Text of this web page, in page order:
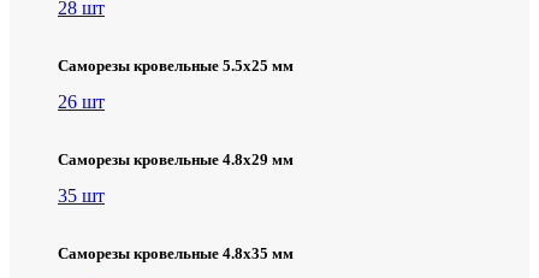
28 шт
Саморезы кровельные 5.5х25 мм
26 шт
Саморезы кровельные 4.8х29 мм
35 шт
Саморезы кровельные 4.8х35 мм